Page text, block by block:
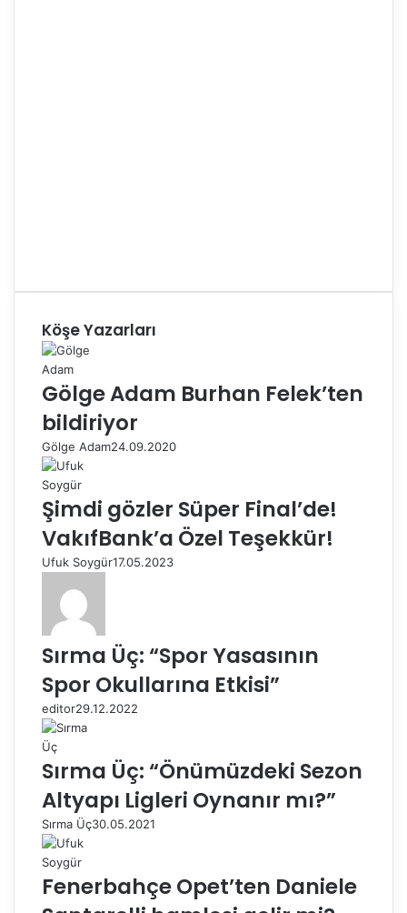
Köşe Yazarları
Gölge Adam Burhan Felek’ten
bildiriyor
Gölge Adam24.09.2020
Şimdi gözler Süper Final’de!
VakıfBank’a Özel Teşekkür!
Ufuk Soygür17.05.2023
Sırma Üç: “Spor Yasasının
Spor Okullarına Etkisi”
editor29.12.2022
Sırma Üç: “Önümüzdeki Sezon
Altyapı Ligleri Oynanır mı?”
Sırma Üç30.05.2021
Fenerbahçe Opet’ten Daniele